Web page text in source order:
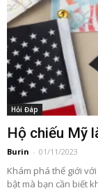
Hỏi Đáp
Hộ chiếu Mỹ
Burin - 01/11/2023
Khám phá thế giới
bật mà bạn cần biết